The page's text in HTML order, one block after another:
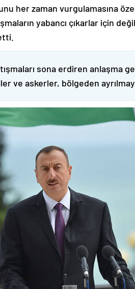
her zaman vurgulamasına
yabancı çıkarlar için
sona erdiren anlaşma
ve askerler, bölgeden